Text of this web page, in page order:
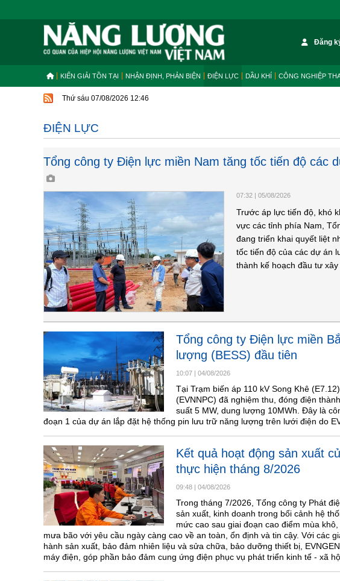
Đăng
KIẾN GIẢI TỒN TẠI NHẬN ĐỊNH, PHẢN BIỆN ĐIỆN LỰC DẦU KHÍ CÔNG NGHIỆP
Thứ sáu 07/08/2026 12:46
ĐIỆN LỰC
Tổng công ty Điện lực miền Nam tăng tốc tiến độ các
07:32 | 05/08/2026
Trước áp lực tiến độ, khó
vực các tỉnh phía Nam,
đang triển khai quyết liệt
tốc tiến độ của các dự án
thành kế hoạch đầu tư xây
Tổng công ty Điện lực miền
lượng (BESS) đầu tiên
10:07 | 04/08/2026
Tại Trạm biến áp 110 kV Song Khê
(EVNNPC) đã nghiệm thu, đóng điện
suất 5 MW, dung lượng 10MWh. Đây là
đoạn 1 của dự án lắp đặt hệ thống pin lưu trữ năng lượng trên lưới điện do
Kết quả hoạt động sản xuất
thực hiện tháng 8/2026
09:48 | 04/08/2026
Trong tháng 7/2026, Tổng công ty Phát
sản xuất, kinh doanh trong bối cảnh hệ
mức cao sau giai đoạn cao điểm mùa
mưa bão với yêu cầu ngày càng cao về an toàn, ổn định và tin cậy. Với các
hành sản xuất, bảo đảm nhiên liệu và sửa chữa, bảo dưỡng thiết bị,
máy điện, góp phần bảo đảm cung ứng điện phục vụ phát triển kinh tế - xã